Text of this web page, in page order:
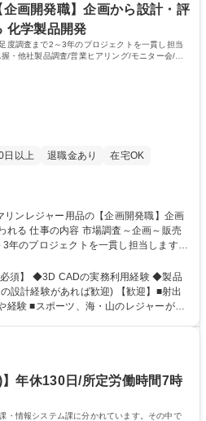
画開発職】企画から設計・評
化学製品開発
度調査まで2～3年のプロジェクトを一貫し担当
・他社製品調査/営業ヒアリング/モニター会/市
日以上 退職金あり
在宅OK
企画～販売
年のプロジェクトを一貫し担当します。
他社製品調査/営業ヒアリング/モニター
提案)→デザイン
ト、スケジュール試算 【設計】構想設
り返し、試作品が固まり次第、3DCA
変更範囲:当社業務全般] 募集職種
】企画から設計・評価まで一貫して携
須】 ◆3D CADの実務利用経験 ◆製品
設計経験があれば歓迎) 【歓迎】■射出
経験 ■スポーツ、海・山のレジャーが好
ります。■有名アスリートが使用する
ァーが愛用する製品など、トップアス
ます。■1952年創業の歴史あるメーカー
に新しい価値を創造し続けています。
力： 資格：
】年休130日/所定労働時間7時
・情報システム課に分かれています。その中で